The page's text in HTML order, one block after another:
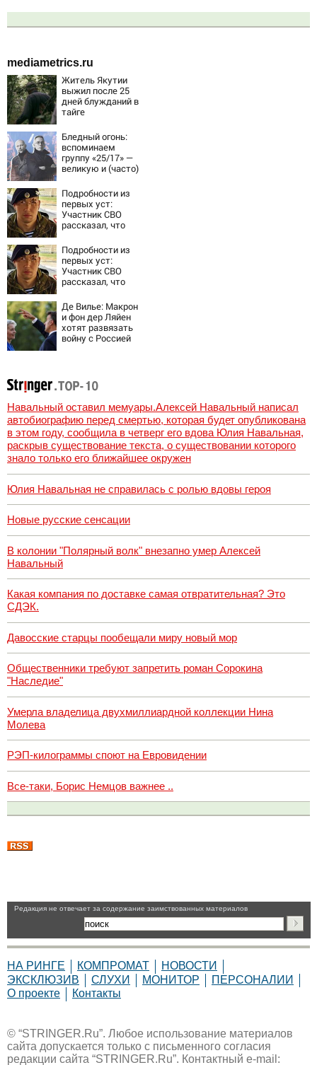
mediametrics.ru
Житель Якутии
выжил после 25
дней блужданий в
тайге
Бледный огонь:
вспоминаем
группу «25/17» —
великую и (часто)
Подробности из
первых уст:
Участник СВО
рассказал, что
схватке с
медведем
Подробности из
первых уст:
Участник СВО
рассказал, что
схватке с
медведем
Де Вилье: Макрон
и фон дер Ляйен
хотят развязать
войну с Россией
Навальный оставил мемуары.Алексей Навальный написал
автобиографию перед смертью, которая будет опубликована
в этом году, сообщила в четверг его вдова Юлия Навальная,
раскрыв существование текста, о существовании которого
знало только его ближайшее окружен
Юлия Навальная не справилась с ролью вдовы героя
Новые русские сенсации
В колонии "Полярный волк" внезапно умер Алексей
Навальный
Какая компания по доставке самая отвратительная? Это
СДЭК.
Давосские старцы пообещали миру новый мор
Общественники требуют запретить роман Сорокина
"Наследие"
Умерла владелица двухмиллиардной коллекции Нина
Молева
РЭП-килограммы споют на Евровидении
Все-таки, Борис Немцов важнее ..
Pедакция не отвечает за содержание заимствованных материалов
НА РИНГЕ КОМПРОМАТ
НОВОСТИ
ЭКСКЛЮЗИВ
СЛУХИ МОНИТОР
ПЕРСОНАЛИИ
О проекте
Контакты
© “STRINGER.Ru”. Любое использование материалов
сайта допускается только с письменного согласия
редакции сайта “STRINGER.Ru”. Контактный e-mail: